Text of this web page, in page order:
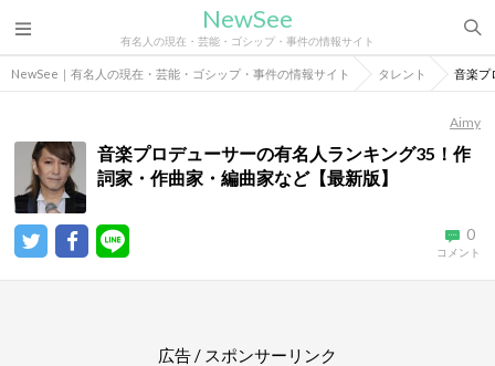
NewSee
有名人の現在・芸能・ゴシップ・事件の情報サイト
NewSee｜有名人の現在・芸能・ゴシップ・事件の情報サイト タレント 音楽プ
Aimy
音楽プロデューサーの有名人ランキング35！作
詞家・作曲家・編曲家など【最新版】
0
コメント
広告 / スポンサーリンク